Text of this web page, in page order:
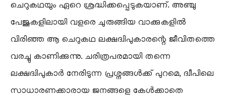
ചെറുകഥയും ഏറെ ശ്രദ്ധിക്കപ്പെടുകയാണ്. അഞ്ചു
പേജുകളിലായി വളരെ ചുരുങ്ങിയ വാക്കുകളിൽ
വിരിഞ്ഞ ആ ചെറുകഥ ലക്ഷദ്വിപുകാരന്റെ ജീവിതത്തെ
വരച്ചു കാണിക്കുന്നു. ചരിത്രപരമായി തന്നെ
ലക്ഷദ്വിപുകാർ നേരിടുന്ന പ്രശ്നങ്ങൾക്ക് പുറമെ, ദ്വീപിലെ
സാധാരണക്കാരായ ജനങ്ങളെ കേൾക്കാതെ